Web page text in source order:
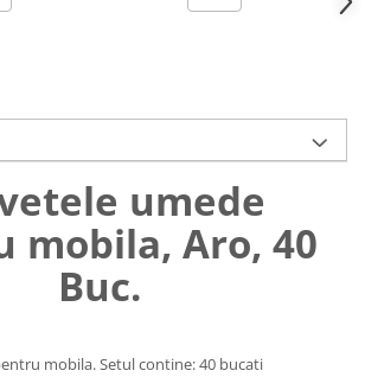
si
unica
umede
mobila, Aro, 40
Buc.
mobila. Setul contine: 40 bucati